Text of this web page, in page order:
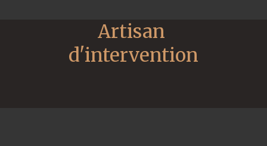
Artisan
d'intervention